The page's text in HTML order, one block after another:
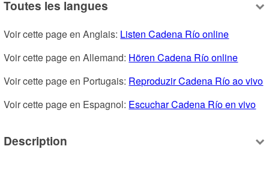
Toutes les langues
Voir cette page en Anglais: Listen Cadena Río online
Voir cette page en Allemand: Hören Cadena Río online
Voir cette page en Portugais: Reproduzir Cadena Río ao vivo
Voir cette page en Espagnol: Escuchar Cadena Río en vivo
Description